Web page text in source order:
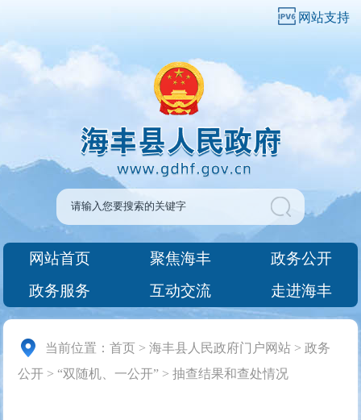
网站支持
网站首页 聚焦海丰
政务公开
政务服务
互动交流 走进海丰
当前位置：首页 >海丰县人民政府门户网站 >政务
公开 > “双随机、一公开” >抽查结果和查处情况